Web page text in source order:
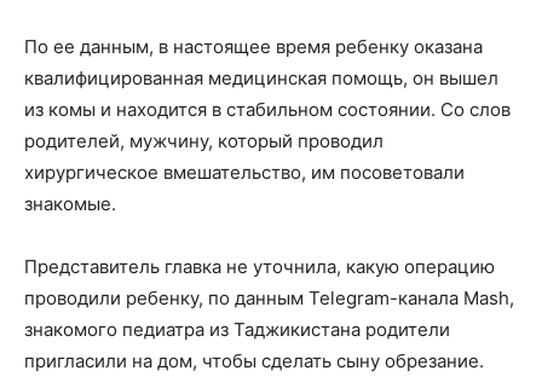
По ее данным, в настоящее время ребенку оказана
квалифицированная медицинская помощь, он вышел
из комы и находится в стабильном состоянии. Со слов
родителей, мужчину, который проводил
хирургическое вмешательство, им посоветовали
знакомые.
Представитель главка не уточнила, какую операцию
проводили ребенку, по данным Telegram-канала Mash,
знакомого педиатра из Таджикистана родители
пригласили на дом, чтобы сделать сыну обрезание.